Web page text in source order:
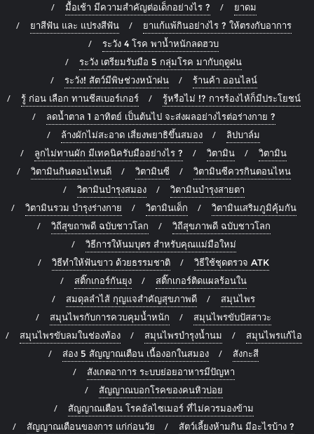
มื้อเช้า มีความสำคัญต่อเด็กอย่างไร ?
ยาดม
ยาสีฟัน และ แปรงสีฟัน
ยาแก้แพ้กินอย่างไร ? ให้ตรงกับอาการ
ระวัง 4 โรค พาน้ำหนักลดฮวบ
ระวัง เตรียมรับมือ 5 กลุ่มโรค มากับฤดูฝน
ระวัง! สัตว์มีพิษช่วงหน้าฝน
ร้านค้า ออนไลน์
รู้ ก่อน เลือก ทานชีสเบอร์เกอร์
รู้หรือไม่ !? การร้องไห้ก็มีประโยชน์
ลดน้ำตาล 1 อาทิตย์ เป็นต้นไป จะส่งผลอย่างไรต่อร่างกาย ?
ล้างผักไม่สะอาด เสี่ยงพยาธิขึ้นสมอง
ลิปบาล์ม
ลูกไม่ทานผัก มีเทคนิครับมืออย่างไร ?
วิตามิน
วิตามิน
วิตามินกินตอนไหนดี
วิตามินซี
วิตามินซีควรกินตอนไหน
วิตามินบำรุงสมอง
วิตามินบำรุงสายตา
วิตามินรวม บำรุงร่างกาย
วิตามินเด็ก
วิตามินเสริมภูมิคุ้มกัน
วิถีสุขถาพดี ฉบับชาวโลก
วิถีสุขภาพดี ฉบับชาวโลก
วิธีการให้นมบุตร สำหรับคุณแม่มือใหม่
วิธีทำให้ฟันขาว ด้วยธรรมชาติ
วิธีใช้ชุดตรวจ ATK
สติ๊กเกอร์กันยุง
สติ๊กเกอร์ติดแผลร้อนใน
สมดุลลำไส้ กุญแจสำคัญสุขภาพดี
สมุนไพร
สมุนไพรกับการควบคุมน้ำหนัก
สมุนไพรขับปัสสาวะ
สมุนไพรขับลมในช่องท้อง
สมุนไพรบำรุงน้ำนม
สมุนไพรแก้ไอ
ส่อง 5 สัญญาณเตือน เนื้องอกในสมอง
สังกะสี
สังเกตอาการ ระบบย่อยอาหารมีปัญหา
สัญญาณบอกโรคของคนหิวบ่อย
สัญญาณเตือน โรคอัลไซเมอร์ ที่ไม่ควรมองข้าม
สัญญาณเตือนของการ แก่ก่อนวัย
สัตว์เลี้ยงห้ามกิน มีอะไรบ้าง ?